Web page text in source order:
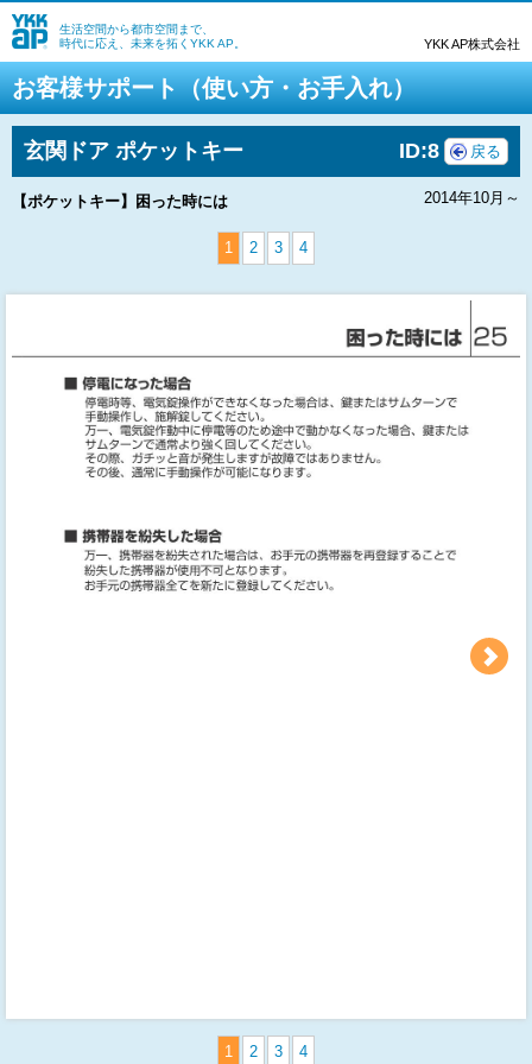
生活空間から都市空間まで、
時代に応え、未来を拓くYKK AP。
YKK AP株式会社
お客様サポート（使い方・お手入れ）
玄関ドア ポケットキー ID:8 戻る
【ポケットキー】困った時には 2014年10月～
1 2 3 4
1 2 3 4